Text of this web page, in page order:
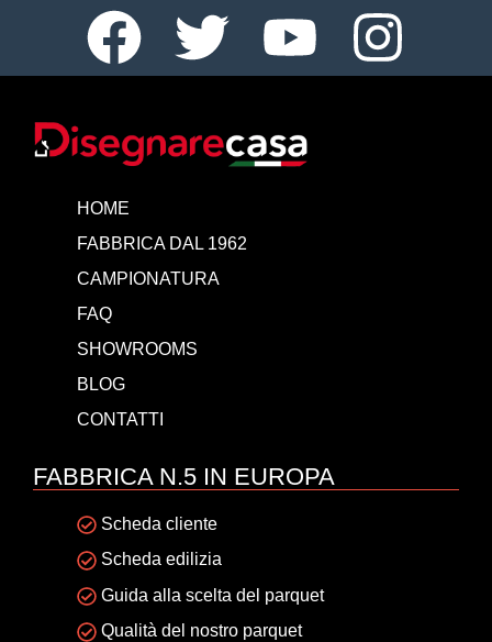
HOME
FABBRICA DAL 1962
CAMPIONATURA
FAQ
SHOWROOMS
BLOG
CONTATTI
FABBRICA N.5 IN EUROPA
Scheda cliente
Scheda edilizia
Guida alla scelta del parquet
Qualità del nostro parquet